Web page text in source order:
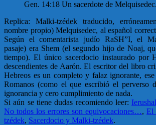
Gen. 14:18 Un sacerdote de
Replica: Malki-tzédek traducido,
nombre propio) Melquisedec, al español
Según el comentarista judío RaSH”I, el
pasaje) era Shem (el segundo hijo de Noaj,
tiempo). El único sacerdocio instaurado por
descendientes de Aarón. El escritor del libro
Hebreos es un completo y falaz ignorante,
Romanos (como el que escribió el perverso
ignorancia y cero cumplimiento de nada.
Si aún se tiene dudas recomiendo leer:
No todos los errores son equivocaciones…, El
tzédek, Sacerdocio y Malki-tzédek.